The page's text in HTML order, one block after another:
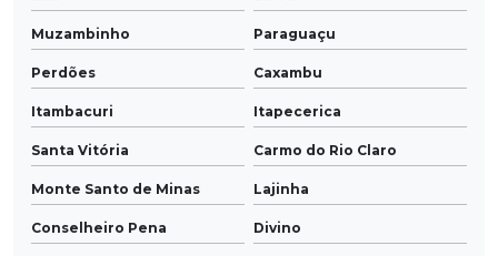
Muzambinho Paraguaçu
Perdões Caxambu
Itambacuri Itapecerica
Santa Vitória Carmo do Rio Claro
Monte Santo de Minas Lajinha
Conselheiro Pena Divino